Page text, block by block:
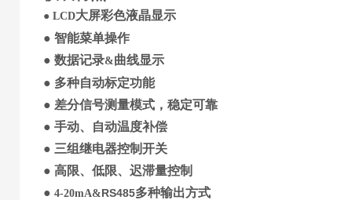
● LCD大屏彩色液晶显示
● 智能菜单操作
● 数据记录&曲线显示
● 多种自动标定功能
● 差分信号测量模式，稳定可靠
● 手动、自动温度补偿
● 三组继电器控制开关
● 高限、低限、迟滞量控制
● 4-20mA&RS485多种输出方式